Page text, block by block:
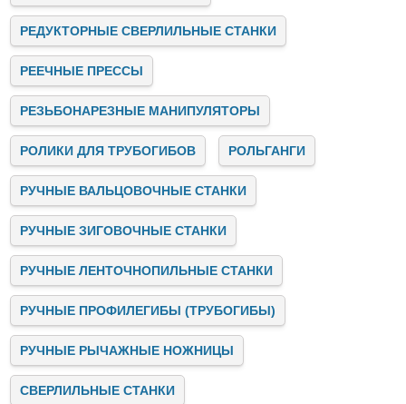
РЕДУКТОРНЫЕ СВЕРЛИЛЬНЫЕ СТАНКИ
РЕЕЧНЫЕ ПРЕССЫ
РЕЗЬБОНАРЕЗНЫЕ МАНИПУЛЯТОРЫ
РОЛИКИ ДЛЯ ТРУБОГИБОВ РОЛЬГАНГИ
РУЧНЫЕ ВАЛЬЦОВОЧНЫЕ СТАНКИ
РУЧНЫЕ ЗИГОВОЧНЫЕ СТАНКИ
РУЧНЫЕ ЛЕНТОЧНОПИЛЬНЫЕ СТАНКИ
РУЧНЫЕ ПРОФИЛЕГИБЫ (ТРУБОГИБЫ)
РУЧНЫЕ РЫЧАЖНЫЕ НОЖНИЦЫ
СВЕРЛИЛЬНЫЕ СТАНКИ